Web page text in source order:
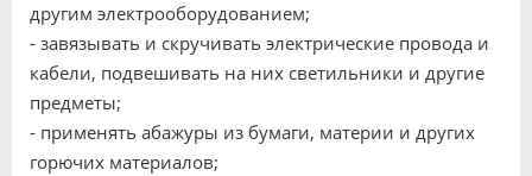
другим электрооборудованием;
- завязывать и скручивать электрические провода и
кабели, подвешивать на них светильники и другие
предметы;
- применять абажуры из бумаги, материи и других
горючих материалов;